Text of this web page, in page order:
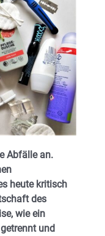
Abfälle an.
heute kritisch
des
wie ein
und